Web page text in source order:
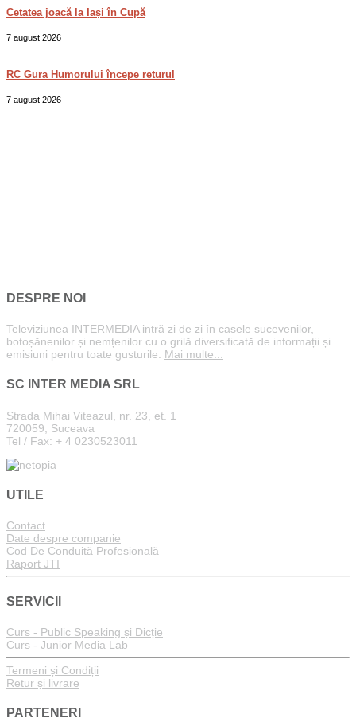
Cetatea joacă la Iași în Cupă
7 august 2026
RC Gura Humorului începe returul
7 august 2026
DESPRE NOI
Televiziunea INTERMEDIA intră zi de zi în casele sucevenilor,
botoșănenilor și nemțenilor cu o grilă diversificată de informații și
emisiuni pentru toate gusturile. Mai multe...
SC INTER MEDIA SRL
Strada Mihai Viteazul, nr. 23, et. 1
720059, Suceava
Tel / Fax: + 4 0230523011
UTILE
Contact
Date despre companie
Cod De Conduită Profesională
Raport JTI
SERVICII
Curs - Public Speaking și Dicție
Curs - Junior Media Lab
Termeni și Condiții
Retur și livrare
PARTENERI